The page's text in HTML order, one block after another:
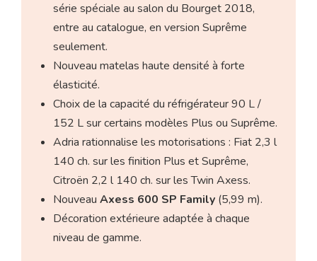
série spéciale au salon du Bourget 2018,
entre au catalogue, en version Suprême
seulement.
Nouveau matelas haute densité à forte
élasticité.
Choix de la capacité du réfrigérateur 90 L /
152 L sur certains modèles Plus ou Suprême.
Adria rationnalise les motorisations : Fiat 2,3 l
140 ch. sur les finition Plus et Suprême,
Citroën 2,2 l 140 ch. sur les Twin Axess.
NouveauAxess 600 SP Family (5,99 m).
Décoration extérieure adaptée à chaque
niveau de gamme.